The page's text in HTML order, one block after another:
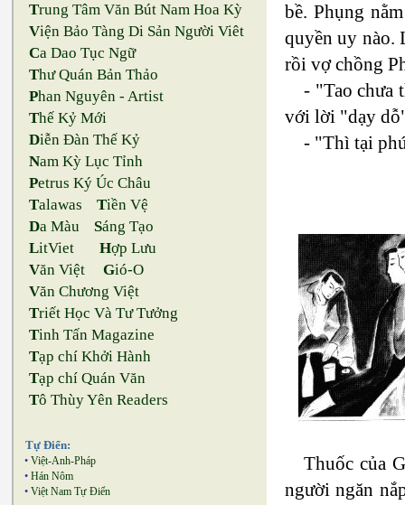
Trung Tâm Văn Bút Nam Hoa Kỳ
Viện Bảo Tàng Di Sản Người Viêt
Ca Dao Tục Ngữ
Thư Quán Bản Thảo
Phan Nguyên - Artist
Thế Kỷ Mới
Diễn Đàn Thế Kỷ
Nam Kỳ Lục Tỉnh
Petrus Ký Úc Châu
Talawas Tiền Vệ
Da Màu Sáng Tạo
LitViet Hợp Lưu
Văn Việt Gió-O
Văn Chương Việt
Triết Học Và Tư Tưởng
Tinh Tấn Magazine
Tạp chí Khởi Hành
Tạp chí Quán Văn
Tô Thùy Yên Readers
Tự Điển:
• Việt-Anh-Pháp
• Hán Nôm
• Việt Nam Tự Điển
bề. Phụng
quyền uy nào.
rồi vợ chồng
- "Tao chưa
với lời "dạy
- "Thì tại
Thuốc của
người ngăn